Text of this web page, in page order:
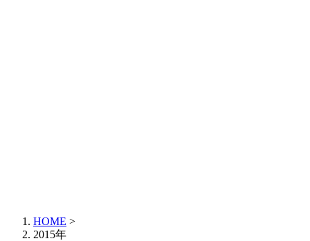
HOME >
2015年